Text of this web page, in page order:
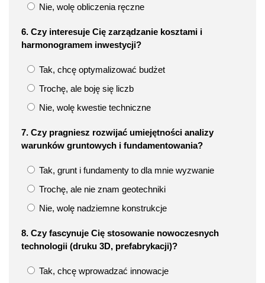
Nie, wolę obliczenia ręczne
6. Czy interesuje Cię zarządzanie kosztami i
harmonogramem inwestycji?
Tak, chcę optymalizować budżet
Trochę, ale boję się liczb
Nie, wolę kwestie techniczne
7. Czy pragniesz rozwijać umiejętności analizy
warunków gruntowych i fundamentowania?
Tak, grunt i fundamenty to dla mnie wyzwanie
Trochę, ale nie znam geotechniki
Nie, wolę nadziemne konstrukcje
8. Czy fascynuje Cię stosowanie nowoczesnych
technologii (druku 3D, prefabrykacji)?
Tak, chcę wprowadzać innowacje